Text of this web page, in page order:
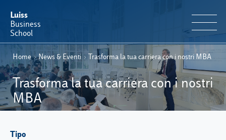
Luiss
Business
School
IT EN
Offerta Formativa
Perché Luiss Business School
Home › News & Eventi › Trasforma la tua carriera con i nostri MBA
Trasforma la tua carriera con i nostri
MBA
Tipo